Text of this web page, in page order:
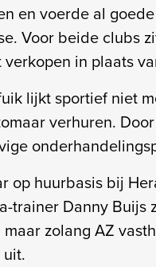
en voerde al
Voor beide clubs
in plaats
lijkt sportief niet
verhuren.
op huurbasis bij
trainer Danny Buijs
zolang AZ